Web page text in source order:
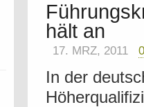
hält an
17. MRZ, 2011
In der